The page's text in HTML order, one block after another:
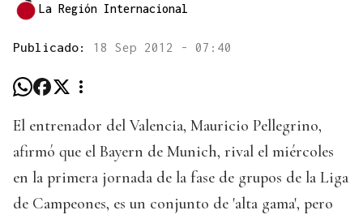
La Región Internacional
Publicado: 18 Sep 2012 - 07:40
El entrenador del Valencia, Mauricio Pellegrino,
afirmó que el Bayern de Munich, rival el miércoles
en la primera jornada de la fase de grupos de la Liga
de Campeones, es un conjunto de 'alta gama', pero